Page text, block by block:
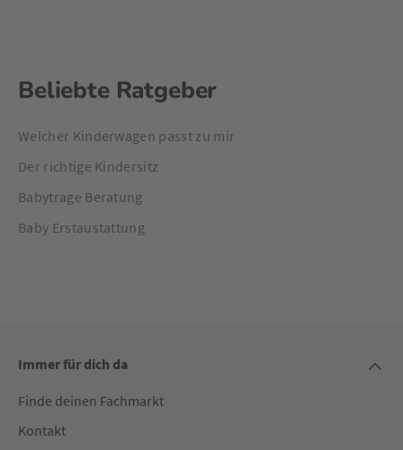
Beliebte Ratgeber
Welcher Kinderwagen passt zu mir
Der richtige Kindersitz
Babytrage Beratung
Baby Erstaustattung
Immer für dich da
Finde deinen Fachmarkt
Kontakt